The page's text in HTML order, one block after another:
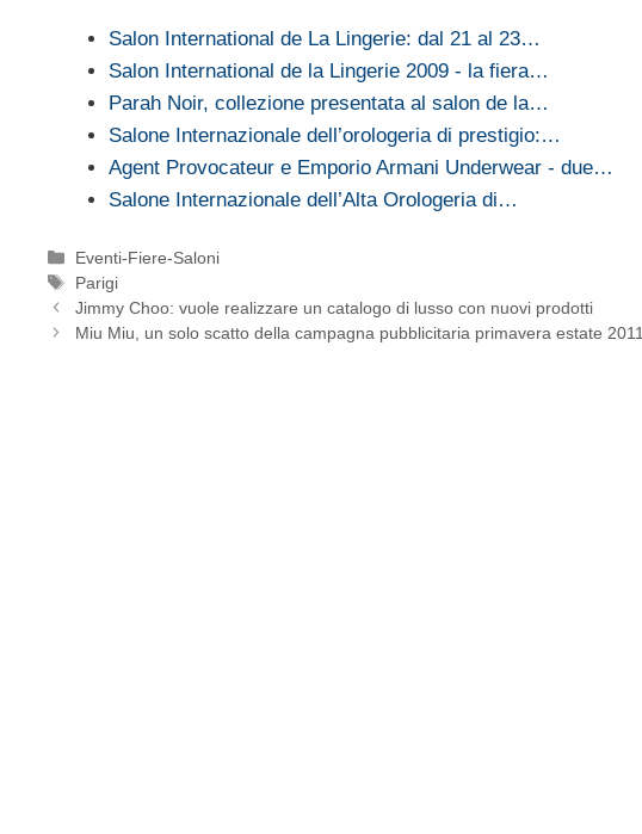
Salon International de La Lingerie: dal 21 al 23…
Salon International de la Lingerie 2009 - la fiera…
Parah Noir, collezione presentata al salon de la…
Salone Internazionale dell’orologeria di prestigio:…
Agent Provocateur e Emporio Armani Underwear - due…
Salone Internazionale dell’Alta Orologeria di…
Categorie
Eventi-Fiere-Saloni
Tag
Parigi
Jimmy Choo: vuole realizzare un catalogo di lusso con nuovi prodotti
Miu Miu, un solo scatto della campagna pubblicitaria primavera estate 2011